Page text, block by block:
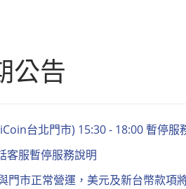
公告
台北門市) 15:30 - 18:00 暫停服
客服暫停服務說明
門市正常營運，美元及新台幣款項